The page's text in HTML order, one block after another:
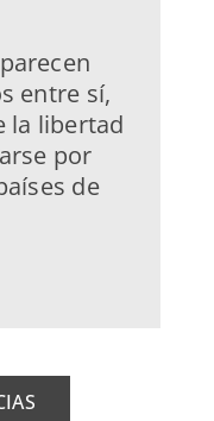
entre sí,
la libertad
por
de